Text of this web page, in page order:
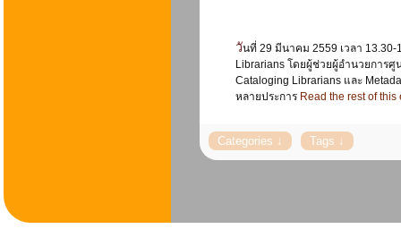
วันที่ 29 มีนาคม 2559 เวลา 13.30-16.00 น. ศูนย์บรรณสารสนเทศ จัดกิจกรรม Knowledge Sharing เรื่อง จาก Cataloging librarians สู่ Metadata
Librarians โดยผู้ช่วยผู้อำนวยการ
Cataloging Librarians และ
หลายประการ Read the rest of this